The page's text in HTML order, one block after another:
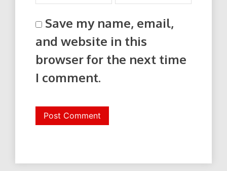
Save my name, email,
and website in this
browser for the next time
I comment.